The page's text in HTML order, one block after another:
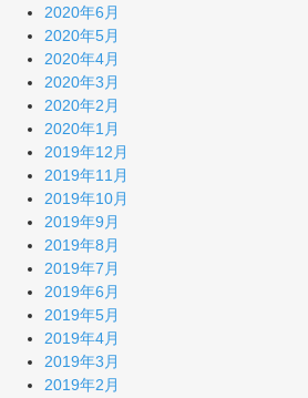
2020年6月
2020年5月
2020年4月
2020年3月
2020年2月
2020年1月
2019年12月
2019年11月
2019年10月
2019年9月
2019年8月
2019年7月
2019年6月
2019年5月
2019年4月
2019年3月
2019年2月